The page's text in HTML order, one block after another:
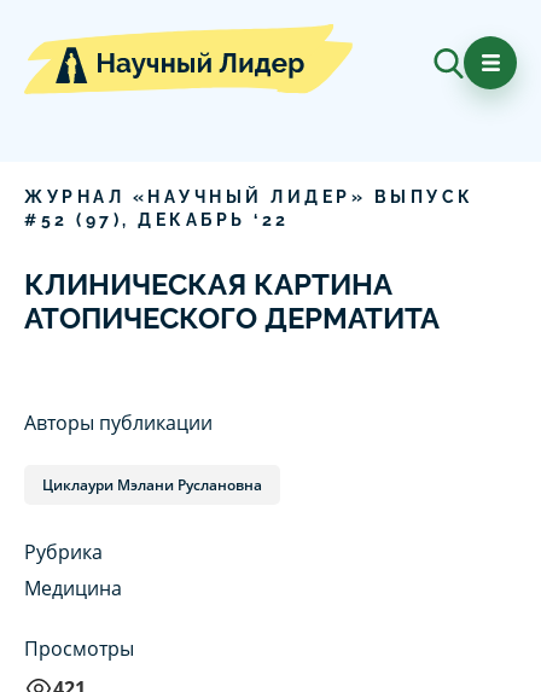
ЖУРНАЛ «НАУЧНЫЙ ЛИДЕР» ВЫПУСК
# 52 ( 97 ), ДЕКАБРЬ ‘ 22
КЛИНИЧЕСКАЯ КАРТИНА
АТОПИЧЕСКОГО ДЕРМАТИТА
Авторы публикации
Циклаури Мэлани Руслановна
Рубрика
Медицина
Просмотры